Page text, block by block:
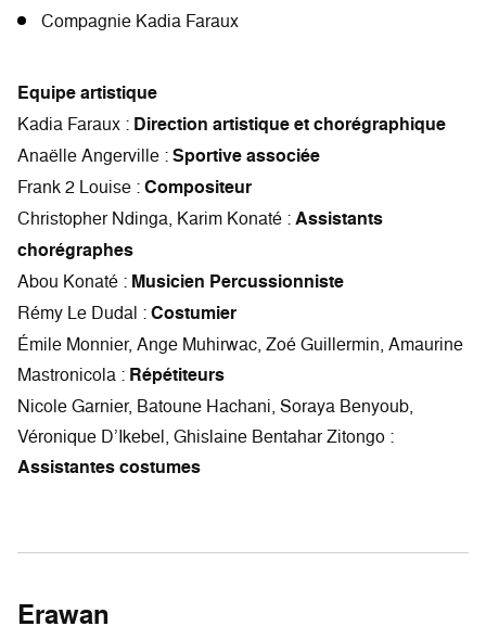
Compagnie Kadia Faraux
Equipe artistique
Kadia Faraux : Direction artistique et chorégraphique
Anaëlle Angerville :Sportive associée
Frank 2 Louise :Compositeur
Christopher Ndinga, Karim Konaté :Assistants
chorégraphes
Abou Konaté : Musicien Percussionniste
Rémy Le Dudal :Costumier
Émile Monnier, Ange Muhirwac, Zoé Guillermin, Amaurine
Mastronicola : Répétiteurs
Nicole Garnier, Batoune Hachani, Soraya Benyoub,
Véronique D’Ikebel, Ghislaine Bentahar Zitongo :
Assistantes costumes
Erawan